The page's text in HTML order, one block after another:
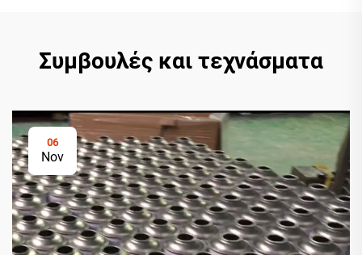
Συμβουλές και τεχνάσματα
06
Nov